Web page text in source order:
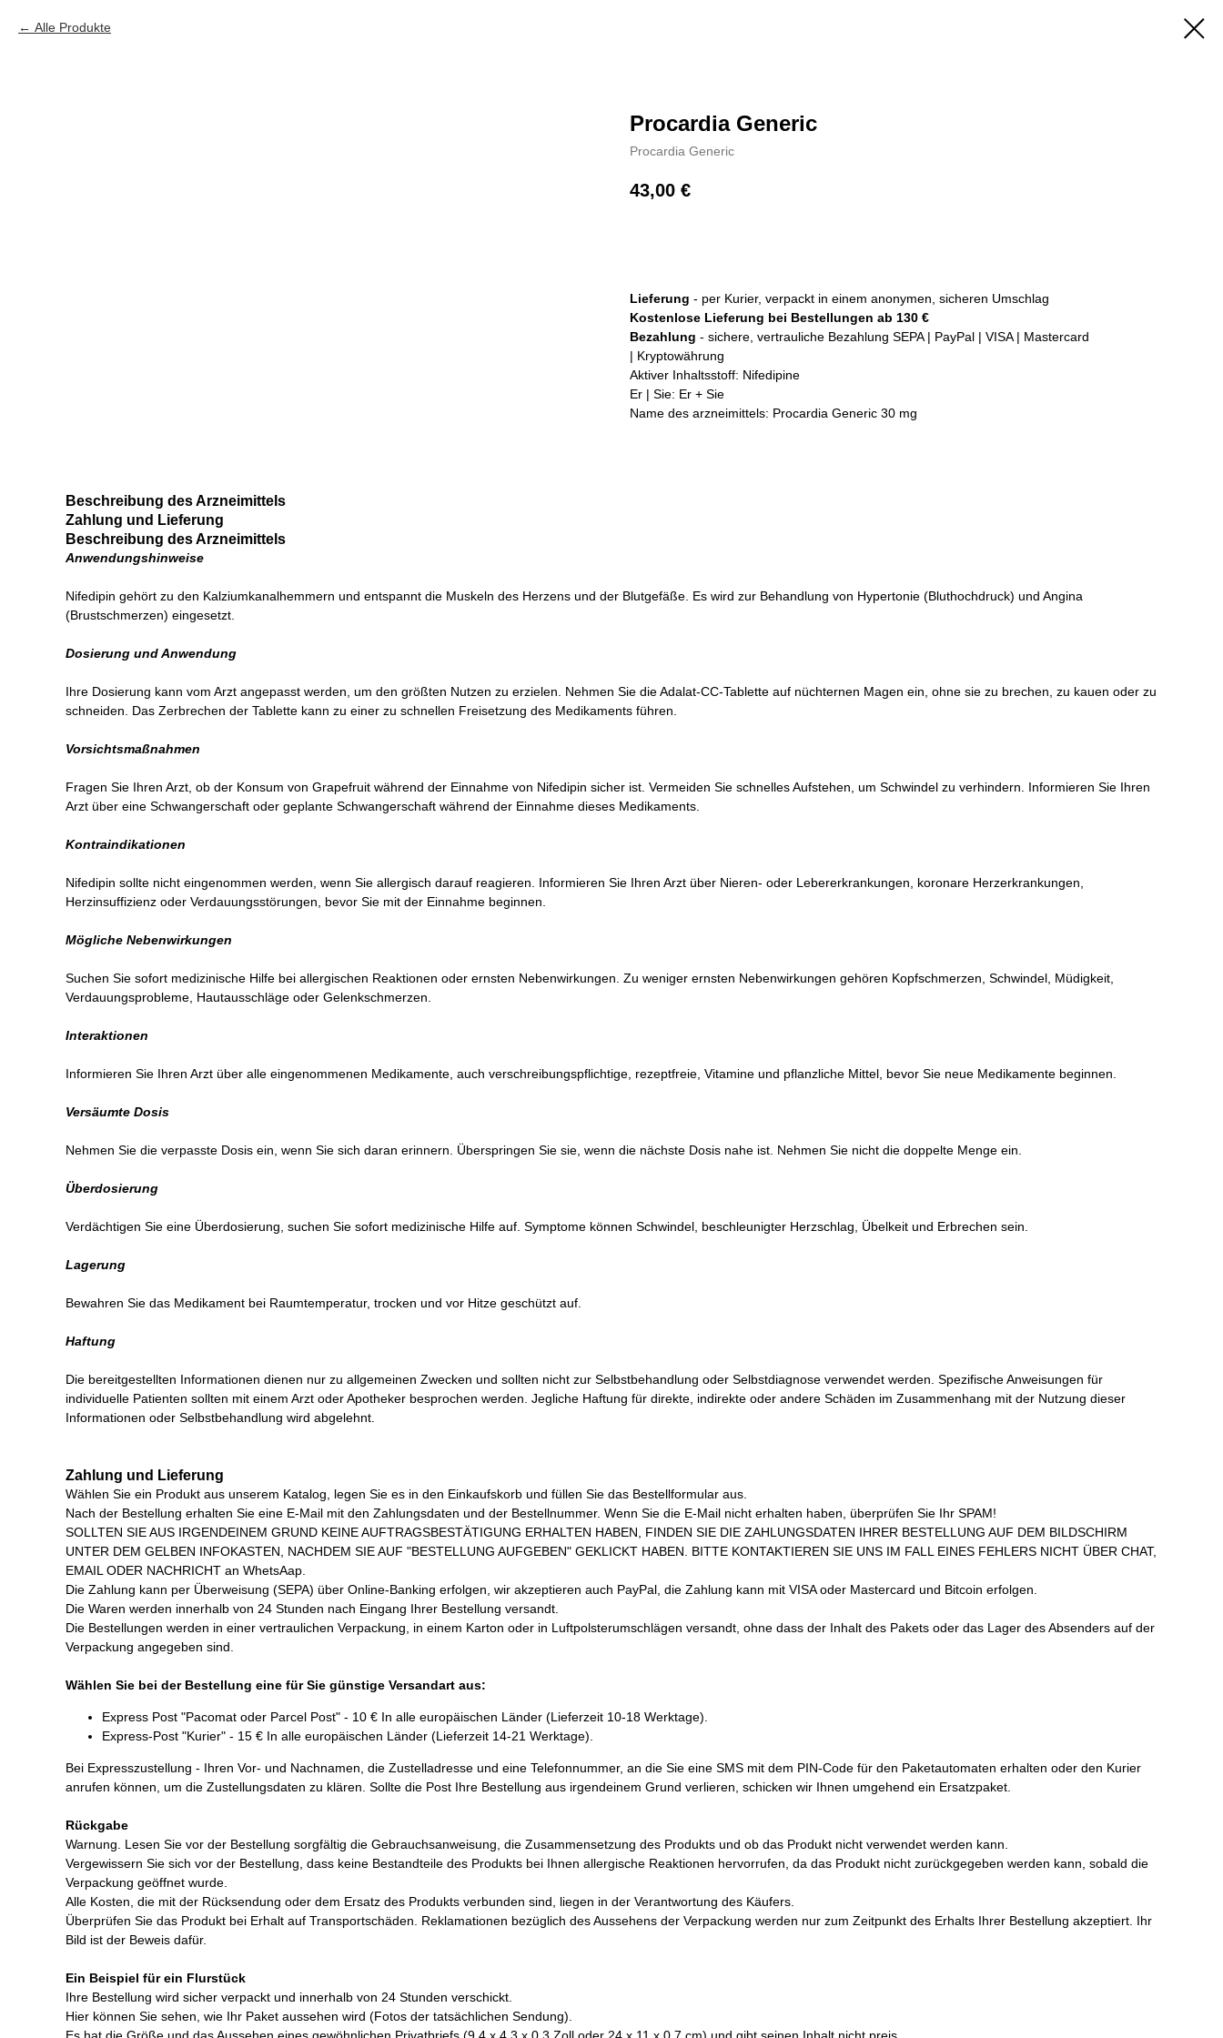
Alle Produkte
Procardia Generic
Procardia Generic
43,00 €
Lieferung - per Kurier, verpackt in einem anonymen, sicheren Umschlag
Kostenlose Lieferung bei Bestellungen ab 130 €
Bezahlung - sichere, vertrauliche Bezahlung SEPA | PayPal | VISA | Mastercard
| Kryptowährung
Aktiver Inhaltsstoff: Nifedipine
Er | Sie: Er + Sie
Name des arzneimittels: Procardia Generic 30 mg
Beschreibung des Arzneimittels
Zahlung und Lieferung
Beschreibung des Arzneimittels
Anwendungshinweise
Nifedipin gehört zu den Kalziumkanalhemmern und entspannt die Muskeln des Herzens und der Blutgefäße. Es wird zur Behandlung von Hypertonie (Bluthochdruck) und Angina
(Brustschmerzen) eingesetzt.
Dosierung und Anwendung
Ihre Dosierung kann vom Arzt angepasst werden, um den größten Nutzen zu erzielen. Nehmen Sie die Adalat-CC-Tablette auf nüchternen Magen ein, ohne sie zu brechen, zu kauen oder zu
schneiden. Das Zerbrechen der Tablette kann zu einer zu schnellen Freisetzung des Medikaments führen.
Vorsichtsmaßnahmen
Fragen Sie Ihren Arzt, ob der Konsum von Grapefruit während der Einnahme von Nifedipin sicher ist. Vermeiden Sie schnelles Aufstehen, um Schwindel zu verhindern. Informieren Sie Ihren
Arzt über eine Schwangerschaft oder geplante Schwangerschaft während der Einnahme dieses Medikaments.
Kontraindikationen
Nifedipin sollte nicht eingenommen werden, wenn Sie allergisch darauf reagieren. Informieren Sie Ihren Arzt über Nieren- oder Lebererkrankungen, koronare Herzerkrankungen,
Herzinsuffizienz oder Verdauungsstörungen, bevor Sie mit der Einnahme beginnen.
Mögliche Nebenwirkungen
Suchen Sie sofort medizinische Hilfe bei allergischen Reaktionen oder ernsten Nebenwirkungen. Zu weniger ernsten Nebenwirkungen gehören Kopfschmerzen, Schwindel, Müdigkeit,
Verdauungsprobleme, Hautausschläge oder Gelenkschmerzen.
Interaktionen
Informieren Sie Ihren Arzt über alle eingenommenen Medikamente, auch verschreibungspflichtige, rezeptfreie, Vitamine und pflanzliche Mittel, bevor Sie neue Medikamente beginnen.
Versäumte Dosis
Nehmen Sie die verpasste Dosis ein, wenn Sie sich daran erinnern. Überspringen Sie sie, wenn die nächste Dosis nahe ist. Nehmen Sie nicht die doppelte Menge ein.
Überdosierung
Verdächtigen Sie eine Überdosierung, suchen Sie sofort medizinische Hilfe auf. Symptome können Schwindel, beschleunigter Herzschlag, Übelkeit und Erbrechen sein.
Lagerung
Bewahren Sie das Medikament bei Raumtemperatur, trocken und vor Hitze geschützt auf.
Haftung
Die bereitgestellten Informationen dienen nur zu allgemeinen Zwecken und sollten nicht zur Selbstbehandlung oder Selbstdiagnose verwendet werden. Spezifische Anweisungen für
individuelle Patienten sollten mit einem Arzt oder Apotheker besprochen werden. Jegliche Haftung für direkte, indirekte oder andere Schäden im Zusammenhang mit der Nutzung dieser
Informationen oder Selbstbehandlung wird abgelehnt.
Zahlung und Lieferung
Wählen Sie ein Produkt aus unserem Katalog, legen Sie es in den Einkaufskorb und füllen Sie das Bestellformular aus.
Nach der Bestellung erhalten Sie eine E-Mail mit den Zahlungsdaten und der Bestellnummer. Wenn Sie die E-Mail nicht erhalten haben, überprüfen Sie Ihr SPAM!
SOLLTEN SIE AUS IRGENDEINEM GRUND KEINE AUFTRAGSBESTÄTIGUNG ERHALTEN HABEN, FINDEN SIE DIE ZAHLUNGSDATEN IHRER BESTELLUNG AUF DEM BILDSCHIRM
UNTER DEM GELBEN INFOKASTEN, NACHDEM SIE AUF "BESTELLUNG AUFGEBEN" GEKLICKT HABEN. BITTE KONTAKTIEREN SIE UNS IM FALL EINES FEHLERS NICHT ÜBER CHAT,
EMAIL ODER NACHRICHT an WhetsAap.
Die Zahlung kann per Überweisung (SEPA) über Online-Banking erfolgen, wir akzeptieren auch PayPal, die Zahlung kann mit VISA oder Mastercard und Bitcoin erfolgen.
Die Waren werden innerhalb von 24 Stunden nach Eingang Ihrer Bestellung versandt.
Die Bestellungen werden in einer vertraulichen Verpackung, in einem Karton oder in Luftpolsterumschlägen versandt, ohne dass der Inhalt des Pakets oder das Lager des Absenders auf der
Verpackung angegeben sind.
Wählen Sie bei der Bestellung eine für Sie günstige Versandart aus:
Express Post "Pacomat oder Parcel Post" - 10 € In alle europäischen Länder (Lieferzeit 10-18 Werktage).
Express-Post "Kurier" - 15 € In alle europäischen Länder (Lieferzeit 14-21 Werktage).
Bei Expresszustellung - Ihren Vor- und Nachnamen, die Zustelladresse und eine Telefonnummer, an die Sie eine SMS mit dem PIN-Code für den Paketautomaten erhalten oder den Kurier
anrufen können, um die Zustellungsdaten zu klären. Sollte die Post Ihre Bestellung aus irgendeinem Grund verlieren, schicken wir Ihnen umgehend ein Ersatzpaket.
Rückgabe
Warnung. Lesen Sie vor der Bestellung sorgfältig die Gebrauchsanweisung, die Zusammensetzung des Produkts und ob das Produkt nicht verwendet werden kann.
Vergewissern Sie sich vor der Bestellung, dass keine Bestandteile des Produkts bei Ihnen allergische Reaktionen hervorrufen, da das Produkt nicht zurückgegeben werden kann, sobald die
Verpackung geöffnet wurde.
Alle Kosten, die mit der Rücksendung oder dem Ersatz des Produkts verbunden sind, liegen in der Verantwortung des Käufers.
Überprüfen Sie das Produkt bei Erhalt auf Transportschäden. Reklamationen bezüglich des Aussehens der Verpackung werden nur zum Zeitpunkt des Erhalts Ihrer Bestellung akzeptiert. Ihr
Bild ist der Beweis dafür.
Ein Beispiel für ein Flurstück
Ihre Bestellung wird sicher verpackt und innerhalb von 24 Stunden verschickt.
Hier können Sie sehen, wie Ihr Paket aussehen wird (Fotos der tatsächlichen Sendung).